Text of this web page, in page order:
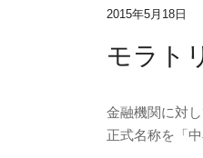
2015年5月18日
モラト
金融機関に対
正式名称を「